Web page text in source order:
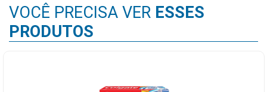
VOCÊ PRECISA VER ESSES
PRODUTOS